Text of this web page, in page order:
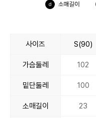
사이즈 S(90)
가슴둘레 102
밑단둘레 100
소매길이 23